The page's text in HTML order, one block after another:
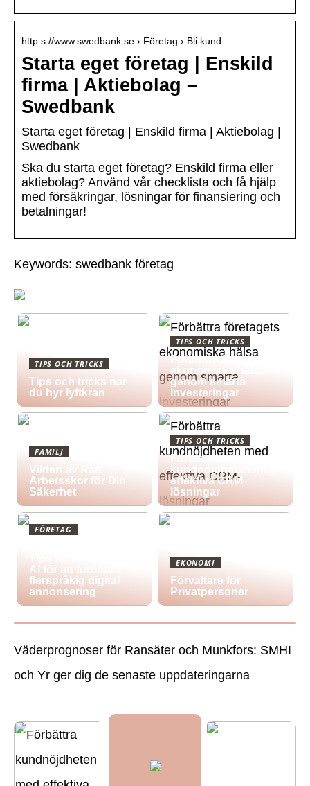
http s://www.swedbank.se › Företag › Bli kund
Starta eget företag | Enskild
firma | Aktiebolag –
Swedbank
Starta eget företag | Enskild firma | Aktiebolag |
Swedbank
Ska du starta eget företag? Enskild firma eller
aktiebolag? Använd vår checklista och få hjälp
med försäkringar, lösningar för finansiering och
betalningar!
Keywords: swedbank företag
TIPS OCH TRICKS
Tips och tricks när
du hyr lyftkran
TIPS OCH TRICKS
Förbättra företagets
ekonomiska hälsa
genom smarta
investeringar
FAMILJ
Vikten av Rätt
Arbetsskor för Din
Säkerhet
TIPS OCH TRICKS
Förbättra
kundnöjdheten med
effektiva CRM-
lösningar
FÖRETAG
AI för att förbättra
flerspråkig digital
annonsering
EKONOMI
Förvaltare för
Privatpersoner
Väderprognoser för Ransäter och Munkfors: SMHI
och Yr ger dig de senaste uppdateringarna